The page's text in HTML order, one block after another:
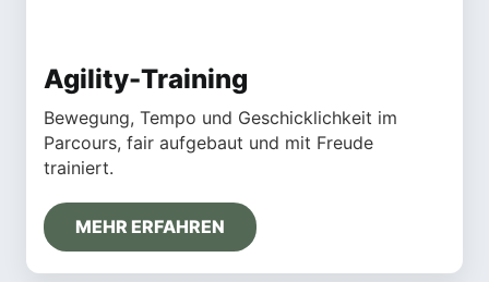
Agility-Training
Bewegung, Tempo und Geschicklichkeit im
Parcours, fair aufgebaut und mit Freude
trainiert.
MEHR ERFAHREN